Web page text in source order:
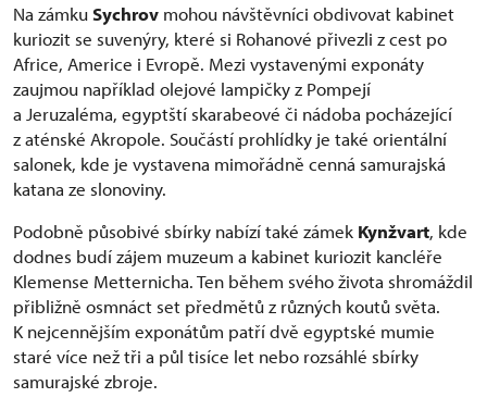
Na zámkuSychrov mohou návštěvníci obdivovat kabinet
kuriozit se suvenýry, které si Rohanové přivezli z cest po
Africe, Americe i Evropě. Mezi vystavenými exponáty
zaujmou například olejové lampičky z Pompejí
a Jeruzaléma, egyptští skarabeové či nádoba pocházející
z aténské Akropole. Součástí prohlídky je také orientální
salonek, kde je vystavena mimořádně cenná samurajská
katana ze slonoviny.
Podobně působivé sbírky nabízí také zámek Kynžvart, kde
dodnes budí zájem muzeum a kabinet kuriozit kancléře
Klemense Metternicha. Ten během svého života shromáždil
přibližně osmnáct set předmětů z různých koutů světa.
K nejcennějším exponátům patří dvě egyptské mumie
staré více než tři a půl tisíce let nebo rozsáhlé sbírky
samurajské zbroje.